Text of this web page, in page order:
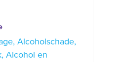
Alcoholschade
Alcohol en